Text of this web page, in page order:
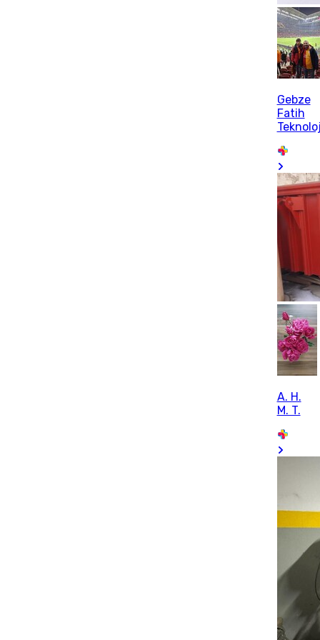
Gebze
Fatih
A. H.
M. T.